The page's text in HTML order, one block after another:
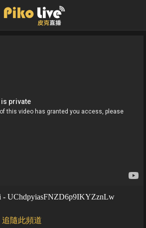
- UChdpyiasFNZD6p9IKYZznLw
追隨此頻道